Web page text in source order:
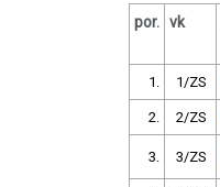
por. vk
1. 1/ZS
2. 2/ZS
3. 3/ZS